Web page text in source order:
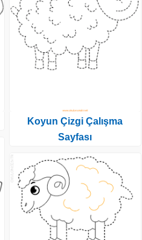
Koyun Çizgi Çalışma
Sayfası